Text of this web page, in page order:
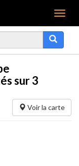
Menu
sur 3
Voir la carte